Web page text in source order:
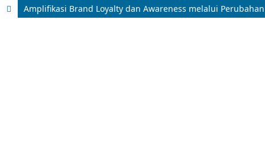
Amplifikasi Brand Loyalty dan Awareness melalui